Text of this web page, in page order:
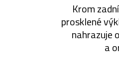
Krom
prosklené
nahrazuje
a